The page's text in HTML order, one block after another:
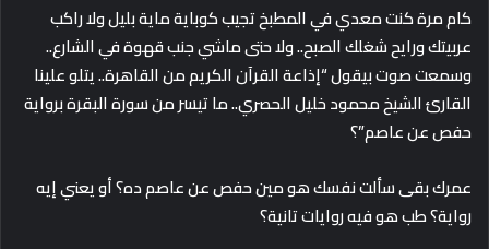
كام مرة كنت معدي في المطبخ تجيب كوباية ماية بليل ولا راكب
عربيتك ورايح شغلك الصبح.. ولا حتى ماشي جنب قهوة في الشارع..
وسمعت صوت بيقول “إذاعة القرآن الكريم من القاهرة.. يتلو علينا
القارئ الشيخ محمود خليل الحصري.. ما تيسر من سورة البقرة برواية
حفص عن عاصم”؟
عمرك بقى سألت نفسك هو مين حفص عن عاصم ده؟ أو يعني إيه
رواية؟ طب هو فيه روايات تانية؟